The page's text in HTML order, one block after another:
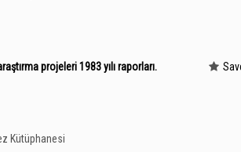
projeleri 1983 yılı raporları.
Kütüphanesi